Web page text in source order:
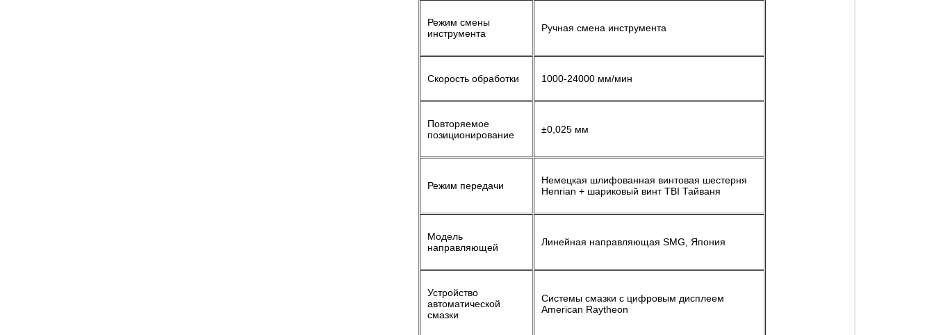
Режим смены
инструмента
Ручная смена инструмента
Скорость обработки 1000-24000 мм/мин
Повторяемое
позиционирование
±0,025 мм
Режим передачи
Немецкая шлифованная винтовая шестерня
Henrian + шариковый винт TBI Тайваня
Модель
направляющей
Линейная направляющая SMG, Япония
Устройство
автоматической
смазки
Системы смазки с цифровым дисплеем
American Raytheon